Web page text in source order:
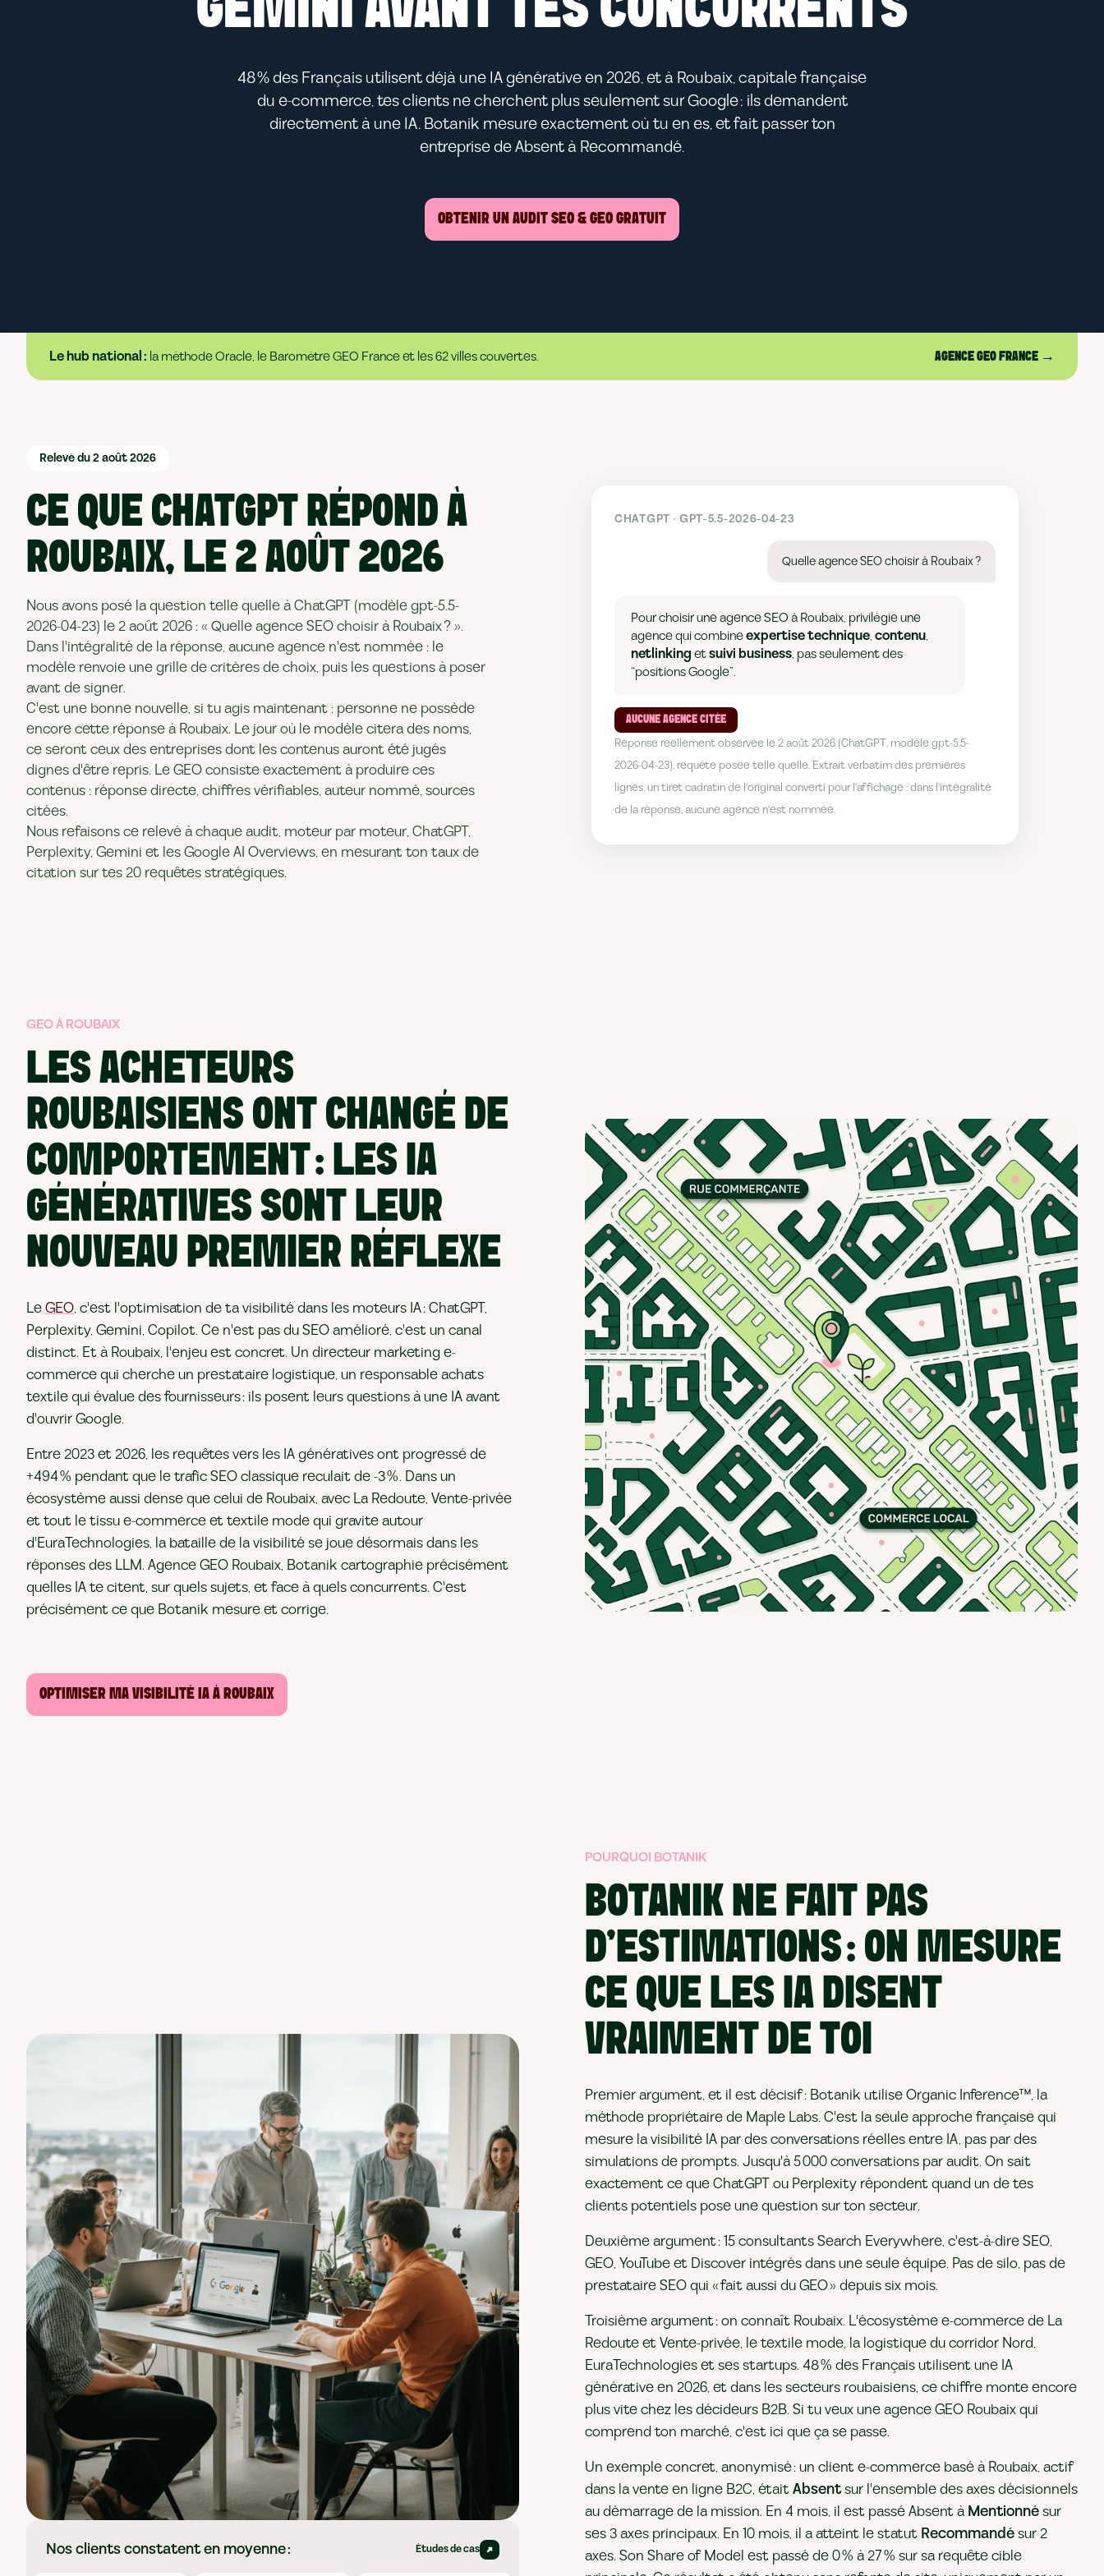
48 % des Français utilisent déjà une IA générative en 2026, et à Roubaix, capitale française
du e-commerce, tes clients ne cherchent plus seulement sur Google : ils demandent
directement à une IA. Botanik mesure exactement où tu en es, et fait passer ton
entreprise de Absent à Recommandé.
OBTENIR UN AUDIT SEO & GEO GRATUIT
Le hub national : la méthode Oracle, le Baromètre GEO France et les 62 villes couvertes. AGENCE GEO FRANCE →
Relevé du 2 août 2026
CE QUE CHATGPT RÉPOND À
ROUBAIX, LE 2 AOÛT 2026
Nous avons posé la question telle quelle à ChatGPT (modèle gpt-5.5-
2026-04-23) le 2 août 2026 : « Quelle agence SEO choisir à Roubaix ? ».
Dans l'intégralité de la réponse, aucune agence n'est nommée : le
modèle renvoie une grille de critères de choix, puis les questions à poser
avant de signer.
C'est une bonne nouvelle, si tu agis maintenant : personne ne possède
encore cette réponse à Roubaix. Le jour où le modèle citera des noms,
ce seront ceux des entreprises dont les contenus auront été jugés
dignes d'être repris. Le GEO consiste exactement à produire ces
contenus : réponse directe, chiffres vérifiables, auteur nommé, sources
citées.
Nous refaisons ce relevé à chaque audit, moteur par moteur, ChatGPT,
Perplexity, Gemini et les Google AI Overviews, en mesurant ton taux de
citation sur tes 20 requêtes stratégiques.
CHATGPT · GPT-5.5-2026-04-23
Quelle agence SEO choisir à Roubaix ?
Pour choisir une agence SEO à Roubaix, privilégie une
agence qui combineexpertise technique,contenu,
netlinkingetsuivi business, pas seulement des
“positions Google”.
AUCUNE AGENCE CITÉE
Réponse réellement observée le 2 août 2026 (ChatGPT, modèle gpt-5.5-
2026-04-23), requête posée telle quelle. Extrait verbatim des premières
lignes, un tiret cadratin de l'original converti pour l'affichage : dans l'intégralité
de la réponse, aucune agence n'est nommée.
GEO À ROUBAIX
LES ACHETEURS
ROUBAISIENS ONT CHANGÉ DE
COMPORTEMENT : LES IA
GÉNÉRATIVES SONT LEUR
NOUVEAU PREMIER RÉFLEXE
LeGEO, c'est l'optimisation de ta visibilité dans les moteurs IA : ChatGPT,
Perplexity, Gemini, Copilot. Ce n'est pas du SEO amélioré, c'est un canal
distinct. Et à Roubaix, l'enjeu est concret. Un directeur marketing e-
commerce qui cherche un prestataire logistique, un responsable achats
textile qui évalue des fournisseurs : ils posent leurs questions à une IA avant
d'ouvrir Google.
Entre 2023 et 2026, les requêtes vers les IA génératives ont progressé de
+494 % pendant que le trafic SEO classique reculait de -3 %. Dans un
écosystème aussi dense que celui de Roubaix, avec La Redoute, Vente-privée
et tout le tissu e-commerce et textile mode qui gravite autour
d'EuraTechnologies, la bataille de la visibilité se joue désormais dans les
réponses des LLM. Agence GEO Roubaix, Botanik cartographie précisément
quelles IA te citent, sur quels sujets, et face à quels concurrents. C'est
précisément ce que Botanik mesure et corrige.
OPTIMISER MA VISIBILITÉ IA À ROUBAIX
Nos clients constatent en moyenne : Études de cas
POURQUOI BOTANIK
BOTANIK NE FAIT PAS
D'ESTIMATIONS : ON MESURE
CE QUE LES IA DISENT
VRAIMENT DE TOI
Premier argument, et il est décisif : Botanik utilise Organic Inference™, la
méthode propriétaire de Maple Labs. C'est la seule approche française qui
mesure la visibilité IA par des conversations réelles entre IA, pas par des
simulations de prompts. Jusqu'à 5 000 conversations par audit. On sait
exactement ce que ChatGPT ou Perplexity répondent quand un de tes
clients potentiels pose une question sur ton secteur.
Deuxième argument : 15 consultants Search Everywhere, c'est-à-dire SEO,
GEO, YouTube et Discover intégrés dans une seule équipe. Pas de silo, pas de
prestataire SEO qui « fait aussi du GEO » depuis six mois.
Troisième argument : on connaît Roubaix. L'écosystème e-commerce de La
Redoute et Vente-privée, le textile mode, la logistique du corridor Nord,
EuraTechnologies et ses startups. 48 % des Français utilisent une IA
générative en 2026, et dans les secteurs roubaisiens, ce chiffre monte encore
plus vite chez les décideurs B2B. Si tu veux une agence GEO Roubaix qui
comprend ton marché, c'est ici que ça se passe.
Un exemple concret, anonymisé : un client e-commerce basé à Roubaix, actif
dans la vente en ligne B2C, étaitAbsentsur l'ensemble des axes décisionnels
au démarrage de la mission. En 4 mois, il est passé Absent à Mentionnésur
ses 3 axes principaux. En 10 mois, il a atteint le statut Recommandésur 2
axes. Son Share of Model est passé de 0 % à 27 % sur sa requête cible